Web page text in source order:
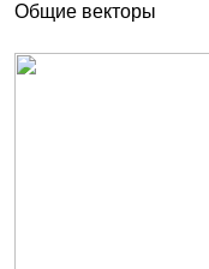
Общие векторы